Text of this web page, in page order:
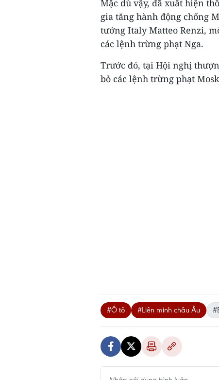
Mặc dù vậy, đã xuất hiện
gia tăng hành động chống
tướng Italy Matteo Renzi,
các lệnh trừng phạt Nga.
Trước đó, tại Hội nghị
bỏ các lệnh trừng phạt
#Ô tô #Liên minh châu Âu